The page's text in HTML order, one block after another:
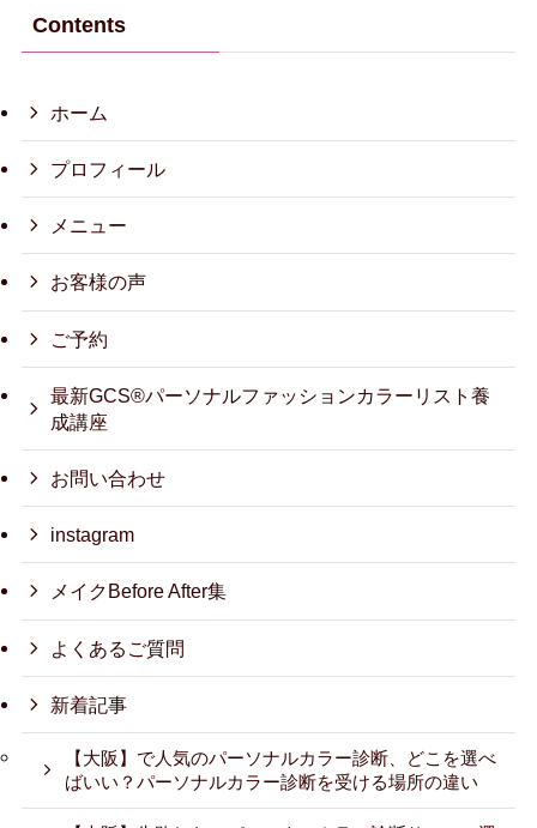
Contents
ホーム
プロフィール
メニュー
お客様の声
ご予約
最新GCS®パーソナルファッションカラーリスト養
成講座
お問い合わせ
instagram
メイクBefore After集
よくあるご質問
新着記事
【大阪】で人気のパーソナルカラー診断、どこを選べ
ばいい？パーソナルカラー診断を受ける場所の違い